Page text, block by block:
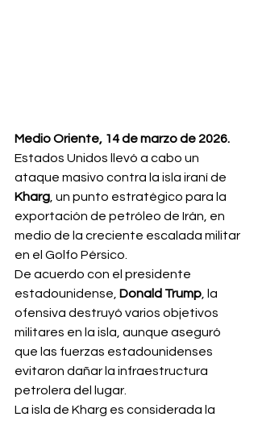
Medio Oriente, 14 de marzo de 2026.
Estados Unidos llevó a cabo un
ataque masivo contra la isla iraní de
Kharg , un punto estratégico para la
exportación de petróleo de Irán, en
medio de la creciente escalada militar
en el Golfo Pérsico.
De acuerdo con el presidente
estadounidense, Donald Trump , la
ofensiva destruyó varios objetivos
militares en la isla, aunque aseguró
que las fuerzas estadounidenses
evitaron dañar la infraestructura
petrolera del lugar.
La isla de Kharg es considerada la